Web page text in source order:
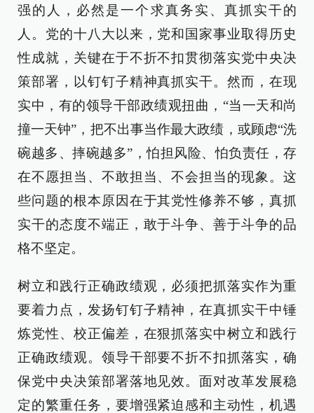
强的人，必然是一个求真务实、真抓实干的
人。党的十八大以来，党和国家事业取得历史
性成就，关键在于不折不扣贯彻落实党中央决
策部署，以钉钉子精神真抓实干。然而，在现
实中，有的领导干部政绩观扭曲，“当一天和尚
撞一天钟”，把不出事当作最大政绩，或顾虑“洗
碗越多、摔碗越多”，怕担风险、怕负责任，存
在不愿担当、不敢担当、不会担当的现象。这
些问题的根本原因在于其党性修养不够，真抓
实干的态度不端正，敢于斗争、善于斗争的品
格不坚定。
树立和践行正确政绩观，必须把抓落实作为重
要着力点，发扬钉钉子精神，在真抓实干中锤
炼党性、校正偏差，在狠抓落实中树立和践行
正确政绩观。领导干部要不折不扣抓落实，确
保党中央决策部署落地见效。面对改革发展稳
定的繁重任务，要增强紧迫感和主动性，机遇